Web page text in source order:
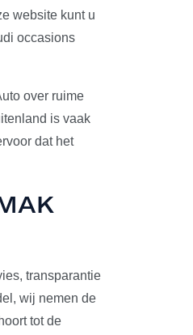
website kunt u
occasions
over ruime
is vaak
dat het
transparantie
wij nemen de
tot de